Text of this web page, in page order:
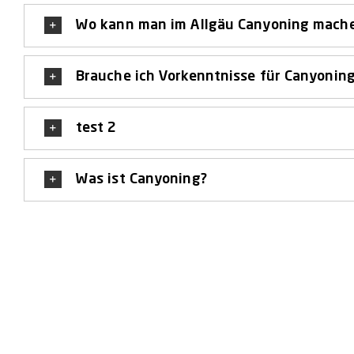
Wo kann man im Allgäu Canyoning
Brauche ich Vorkenntnisse für
test 2
Was ist Canyoning?